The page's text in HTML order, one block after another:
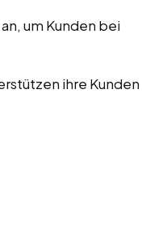
um Kunden bei
ihre Kunden